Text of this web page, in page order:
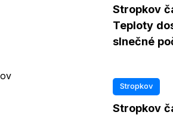
Stropkov
Teploty
slnečné
Stropkov
Stropkov